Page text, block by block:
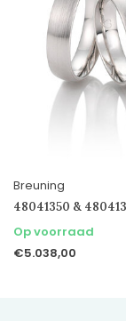
Breuning
48041350 &
Op voorraad
€5.038,00